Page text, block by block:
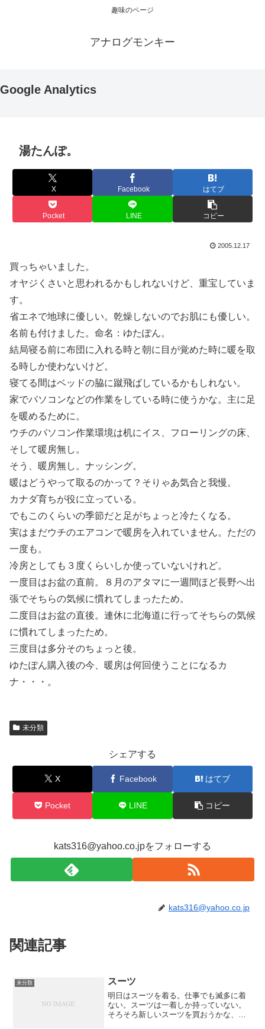
趣味のページ
アナログモンキー
Google Analytics
湯たんぽ。
X Facebook はてブ
Pocket LINE コピー
2005.12.17
買っちゃいました。
オヤジくさいと思われるかもしれないけど、重宝していま
す。
省エネで地球に優しい。乾燥しないのでお肌にも優しい。
名前も付けました。命名：ゆたぽん。
結局寝る前に布団に入れる時と朝に目が覚めた時に暖を取
る時しか使わないけど。
寝てる間はベッドの脇に蹴飛ばしているかもしれない。
家でパソコンなどの作業をしている時に使うかな。主に足
を暖めるために。
ウチのパソコン作業環境は机にイス、フローリングの床、
そして暖房無し。
そう、暖房無し。ナッシング。
暖はどうやって取るのかって？そりゃあ気合と我慢。
カナダ育ちが役に立っている。
でもこのくらいの季節だと足がちょっと冷たくなる。
実はまだウチのエアコンで暖房を入れていません。ただの
一度も。
冷房としても３度くらいしか使っていないけれど。
一度目はお盆の直前。８月のアタマに一週間ほど長野へ出
張でそちらの気候に慣れてしまったため。
二度目はお盆の直後。連休に北海道に行ってそちらの気候
に慣れてしまったため。
三度目は多分そのちょっと後。
ゆたぽん購入後の今、暖房は何回使うことになるカ
ナ・・・。
未分類
シェアする
X Facebook はてブ
Pocket LINE コピー
kats316@yahoo.co.jpをフォローする
kats316@yahoo.co.jp
関連記事
未分類 スーツ
明日はスーツを着る。仕事でも滅多に着
ない。スーツは一着しか持っていない。
そろそろ新しいスーツを買おうかな、と